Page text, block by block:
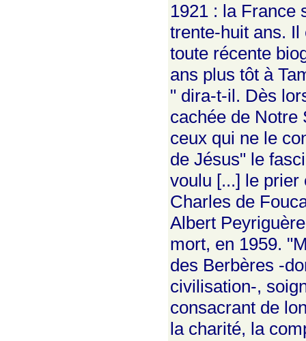
1921 : la France
trente-huit ans.
toute récente
ans plus tôt à
" dira-t-il. Dès
cachée de Notre
ceux qui ne le
de Jésus" le
voulu [...] le prier
Charles de
Albert
mort, en 1959.
des Berbères -
civilisation-,
consacrant de
la charité, la